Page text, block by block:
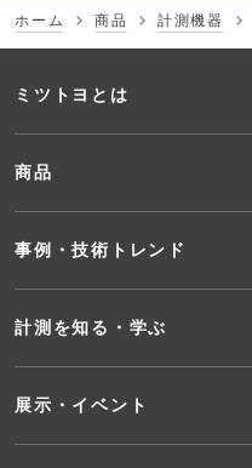
ホーム 商品 計測機器
フ
ッ
タ
ー
メ
ュ
ミツトヨとは
商品
事例・技術トレンド
計測を知る・学ぶ
展示・イベント